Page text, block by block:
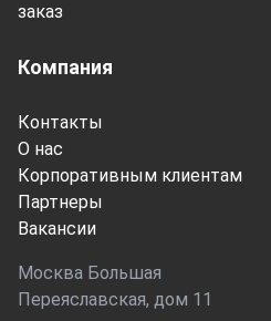
Компания
Контакты
О нас
Корпоративным клиентам
Партнеры
Вакансии
Москва Большая
Переяславская, дом 11
заказ